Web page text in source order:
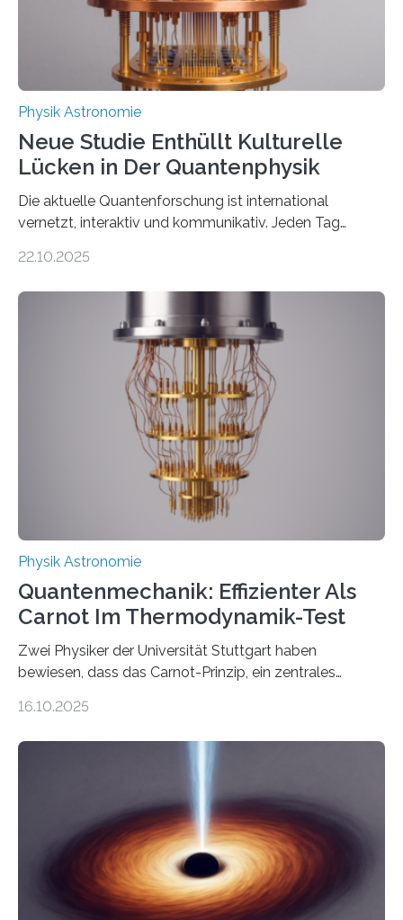
Thorium tatsächlich nutzen lässt, um hochpräzise…
Physik Astronomie
Neue Studie Enthüllt Kulturelle
Lücken in Der Quantenphysik
Die aktuelle Quantenforschung ist international
vernetzt, interaktiv und kommunikativ. Jeden Tag
oft von Autor*innen, die eng zusammenarbeiten. Neue
werden schnell weiterentwickelt. Dies ist der Alltag in
der Forschung der Quantentheorie, die dieses Jahr 100
Jahre alt geworden ist, weshalb die UNESCO 2025 zum
Internationalen Jahr der Quantenwissenschaft und -
technologie ausgerufen hat. Doch nun hat eine
internationale Forschungsgruppe um den
22.10.2025
Physik Astronomie
Quantenmechanik: Effizienter Als
Carnot Im Thermodynamik-Test
Zwei Physiker der Universität Stuttgart haben
bewiesen, dass das Carnot-Prinzip, ein zentrales
Größenordnung von Atomen gilt, deren physikalische
Quantenmotoren voranbringen. Das
Wissenschaftsjournal Science Advances veröffentlichte
die Herleitung. (DOI: 10.1126/sciadv.adw8462)
Verbrennungsmotoren oder Dampfturbinen sind
Wärmekraftmaschinen: Sie wandeln thermische
Energie in mechanische Bewegung um – oder anders
16.10.2025